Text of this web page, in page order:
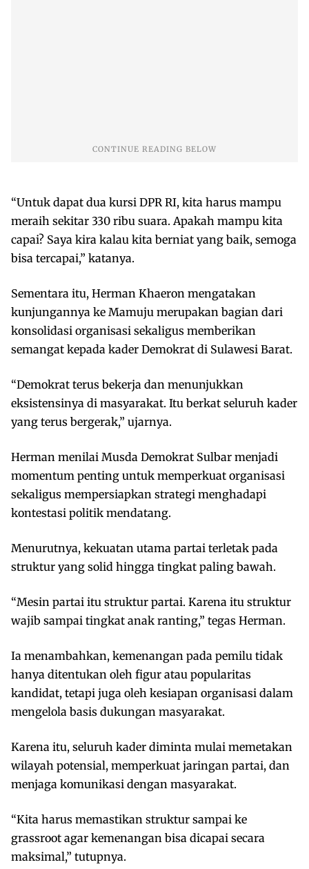
“Untuk dapat dua kursi DPR RI, kita harus mampu
meraih sekitar 330 ribu suara. Apakah mampu kita
capai? Saya kira kalau kita berniat yang baik, semoga
bisa tercapai,” katanya.
Sementara itu, Herman Khaeron mengatakan
kunjungannya ke Mamuju merupakan bagian dari
konsolidasi organisasi sekaligus memberikan
semangat kepada kader Demokrat di Sulawesi Barat.
“Demokrat terus bekerja dan menunjukkan
eksistensinya di masyarakat. Itu berkat seluruh kader
yang terus bergerak,” ujarnya.
Herman menilai Musda Demokrat Sulbar menjadi
momentum penting untuk memperkuat organisasi
sekaligus mempersiapkan strategi menghadapi
kontestasi politik mendatang.
Menurutnya, kekuatan utama partai terletak pada
struktur yang solid hingga tingkat paling bawah.
“Mesin partai itu struktur partai. Karena itu struktur
wajib sampai tingkat anak ranting,” tegas Herman.
Ia menambahkan, kemenangan pada pemilu tidak
hanya ditentukan oleh figur atau popularitas
kandidat, tetapi juga oleh kesiapan organisasi dalam
mengelola basis dukungan masyarakat.
Karena itu, seluruh kader diminta mulai memetakan
wilayah potensial, memperkuat jaringan partai, dan
menjaga komunikasi dengan masyarakat.
“Kita harus memastikan struktur sampai ke
grassroot agar kemenangan bisa dicapai secara
maksimal,” tutupnya.